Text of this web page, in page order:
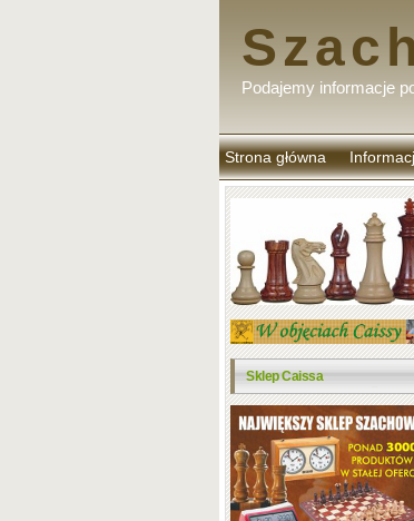
Podajemy informacje
Strona główna
Sklep Caissa